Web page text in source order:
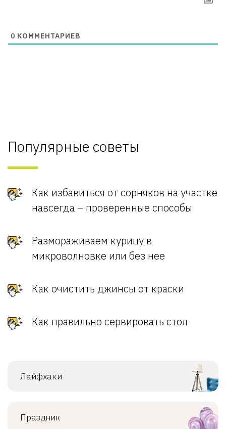
0 КОММЕНТАРИЕВ
Популярные советы
Как избавиться от сорняков на участке
навсегда – проверенные способы
Размораживаем курицу в
микроволновке или без нее
Как очистить джинсы от краски
Как правильно сервировать стол
Лайфхаки
Праздник